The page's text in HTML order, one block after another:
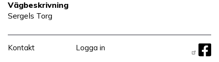
Vägbeskrivning
Sergels Torg
Sidfotsmeny
Kontakt
User
Logga in